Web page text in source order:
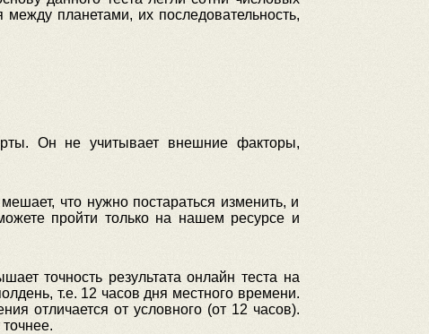
планетами, их последовательность,
Он не учитывает внешние факторы,
что нужно постараться изменить, и
пройти только на нашем ресурсе и
точность результата онлайн теста на
т.е. 12 часов дня местного времени.
отличается от условного (от 12 часов).